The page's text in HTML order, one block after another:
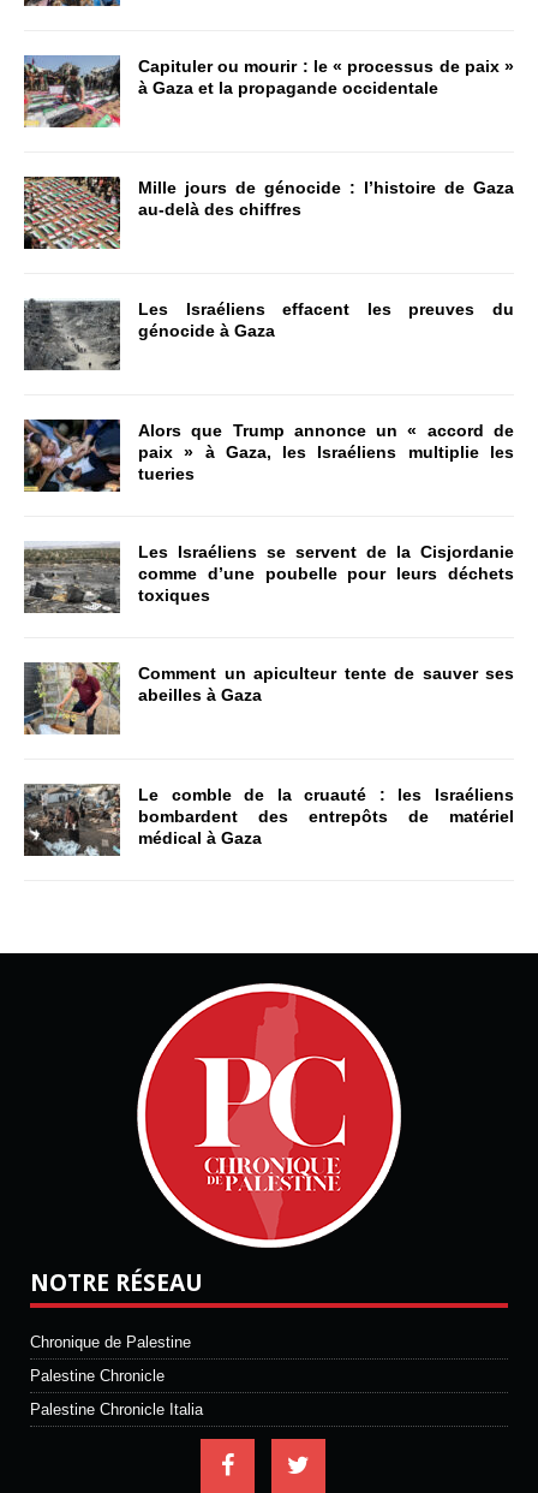
Capituler ou mourir : le « processus de paix »
à Gaza et la propagande occidentale
Mille jours de génocide : l’histoire de Gaza
au-delà des chiffres
Les Israéliens effacent les preuves du
génocide à Gaza
Alors que Trump annonce un « accord de
paix » à Gaza, les Israéliens multiplie les
tueries
Les Israéliens se servent de la Cisjordanie
comme d’une poubelle pour leurs déchets
toxiques
Comment un apiculteur tente de sauver ses
abeilles à Gaza
Le comble de la cruauté : les Israéliens
bombardent des entrepôts de matériel
médical à Gaza
NOTRE RÉSEAU
Chronique de Palestine
Palestine Chronicle
Palestine Chronicle Italia